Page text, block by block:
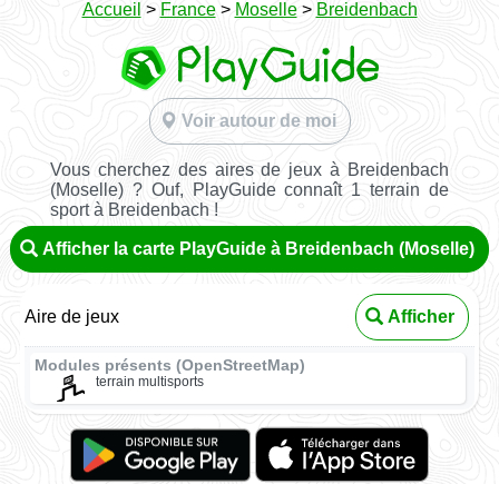
Accueil > France> Moselle> Breidenbach
Voir autour de moi
Vous cherchez des aires de jeux à Breidenbach
(Moselle) ? Ouf, PlayGuide connaît 1 terrain de
sport à Breidenbach !
Afficher la carte PlayGuide à Breidenbach (Moselle)
Aire de jeux Afficher
Modules présents (OpenStreetMap)
terrain multisports